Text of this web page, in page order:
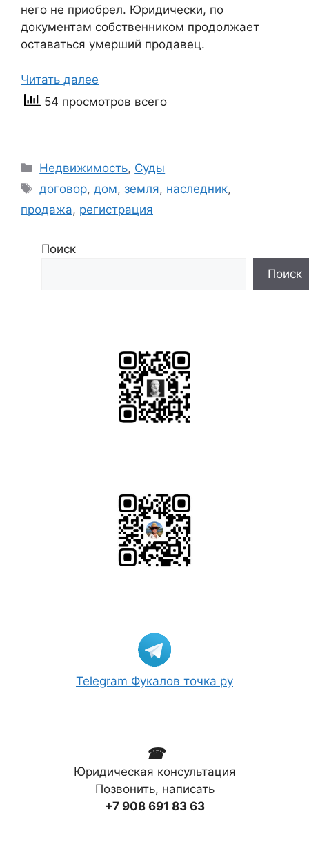
него не приобрел. Юридически, по
документам собственником продолжает
оставаться умерший продавец.
Читать далее
54 просмотров всего
Рубрики
Недвижимость, Суды
Метки
договор,дом, земля, наследник,
продажа, регистрация
Поиск
Поиск
Telegram Фукалов точка ру
☎
Юридическая консультация
Позвонить, написать
+7 908 691 83 63